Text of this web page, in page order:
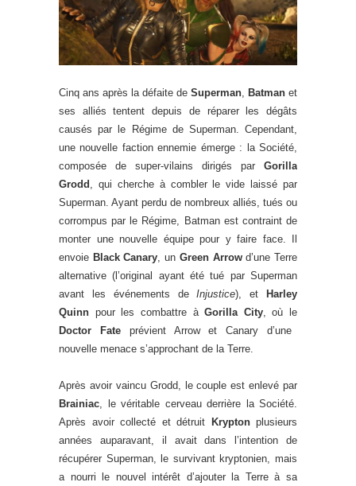
Cinq ans après la défaite de Superman, Batman et
ses alliés tentent depuis de réparer les dégâts
causés par le Régime de Superman. Cependant,
une nouvelle faction ennemie émerge : la Société,
composée de super-vilains dirigés par Gorilla
Grodd , qui cherche à combler le vide laissé par
Superman. Ayant perdu de nombreux alliés, tués ou
corrompus par le Régime, Batman est contraint de
monter une nouvelle équipe pour y faire face. Il
envoie Black Canary, un Green Arrowd’une Terre
alternative (l’original ayant été tué par Superman
avant les événements deInjustice), et
Harley
Quinn pour les combattre àGorilla City, où le
Doctor Fateprévient Arrow et Canary d’une
nouvelle menace s’approchant de la Terre.
Après avoir vaincu Grodd, le couple est enlevé par
Brainiac, le véritable cerveau derrière la Société.
Après avoir collecté et détruit
Kryptonplusieurs
années auparavant, il avait dans l’intention de
récupérer Superman, le survivant kryptonien, mais
a nourri le nouvel intérêt d’ajouter la Terre à sa